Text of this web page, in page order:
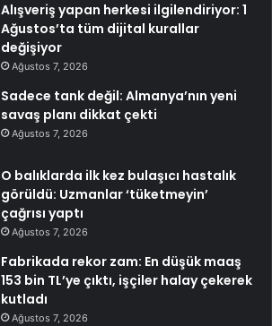
Alışveriş yapan herkesi ilgilendiriyor: 1
Ağustos’ta tüm dijital kurallar
değişiyor
Ağustos 7, 2026
Sadece tank değil: Almanya’nın yeni
savaş planı dikkat çekti
Ağustos 7, 2026
O balıklarda ilk kez bulaşıcı hastalık
görüldü: Uzmanlar ‘tüketmeyin’
çağrısı yaptı
Ağustos 7, 2026
Fabrikada rekor zam: En düşük maaş
153 bin TL’ye çıktı, işçiler halay çekerek
kutladı
Ağustos 7, 2026